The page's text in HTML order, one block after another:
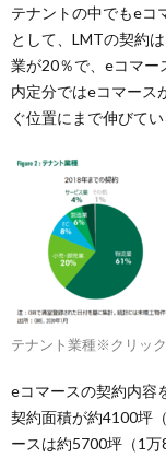
テナントの中でもeコ
として、LMTの契約
業が20％で、eコマー
内定分ではeコマース
ぐ位置にまで伸びて
テナント業種※クリック
eコマースの契約内容
契約面積が約4100坪
ースは約5700坪（1